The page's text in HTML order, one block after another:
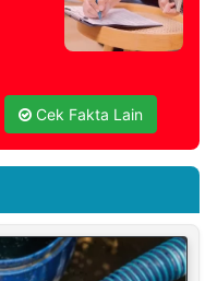
Cek Fakta Lain